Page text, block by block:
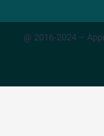
@ 2016-2024 –